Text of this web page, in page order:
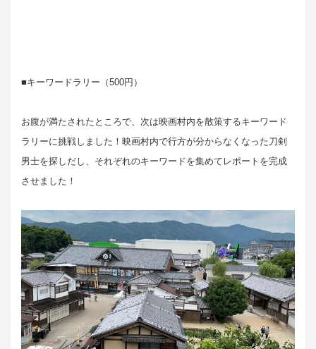
■キーワードラリー（500円）
お腹が満たされたところで、次は映画村内を散策するキーワード
ラリーに挑戦しました！映画村内で行方が分からなくなった刀剣
男士を探しだし、それぞれのキーワードを集めてレポートを完成
させました！